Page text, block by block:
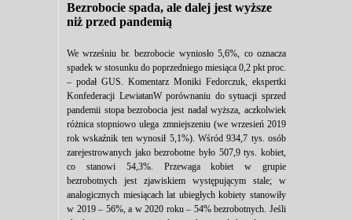
Bezrobocie spada, ale dalej jest wyższe
niż przed pandemią
We wrześniu br. bezrobocie wyniosło 5,6%, co oznacza
spadek w stosunku do poprzedniego miesiąca 0,2 pkt proc.
– podał GUS. Komentarz Moniki Fedorczuk, ekspertki
Konfederacji LewiatanW porównaniu do sytuacji sprzed
pandemii stopa bezrobocia jest nadal wyższa, aczkolwiek
różnica stopniowo ulega zmniejszeniu (we wrzesień 2019
rok wskaźnik ten wynosił 5,1%). Wśród 934,7 tys. osób
zarejestrowanych jako bezrobotne było 507,9 tys. kobiet,
co stanowi 54,3%. Przewaga kobiet w grupie
bezrobotnych jest zjawiskiem występującym stale; w
analogicznych miesiącach lat ubiegłych kobiety stanowiły
w 2019 – 56%, a w 2020 roku – 54% bezrobotnych. Jeśli